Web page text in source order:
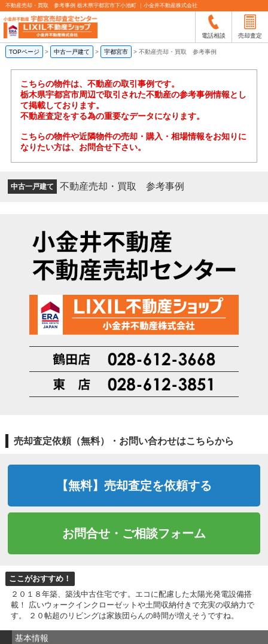
不動産売却・買取 参考事例 栃木県宇都宮市下小池町 ｜小金井不動産株式会社
電話相談 売却査定
TOPページ > 中古一戸建て > 宇都宮市 > 不動産売却・買取 参考事例
こちらの物件は、不動産の取引事例です。
栃木県宇都宮市周辺で取引された不動産の参考事例情報とし
て掲載しております。
不動産査定をする為の重要なデータになります。
こちらの物件や近隣物件の売却・購入・相場情報をお知りに
なりたい方は、お問合せ下さい。
中古一戸建て 不動産売却・買取 参考事例
売却査定依頼（無料）・お問い合わせはこちらから
【無料】売却査定を依頼する
お問合せ・ご相談フォーム
ここがおすすめ！
２０１８年築、築浅中古住宅です。エコに配慮した太陽光発電設備搭
載！ 広いウォークインクローゼットや土間収納付きで充実の収納力で
す。 ２０帖超のリビングは家族団らんの時間が増えそうですね。
基本情報